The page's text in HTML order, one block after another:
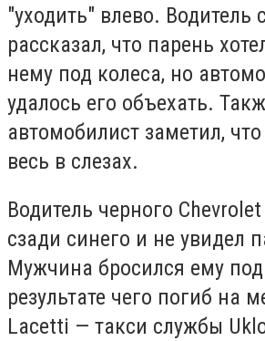
"уходить" влево. Водитель
рассказал, что парень
нему под колеса, но
удалось его объехать.
автомобилист заметил,
весь в слезах.
Водитель черного
сзади синего и не увидел
Мужчина бросился ему под
результате чего погиб на
Lacetti — такси службы